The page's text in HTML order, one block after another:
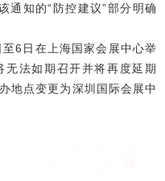
通知的“防控建议”部分明确
6日在上海国家会展中心举
无法如期召开并将再度延期
地点变更为深圳国际会展中